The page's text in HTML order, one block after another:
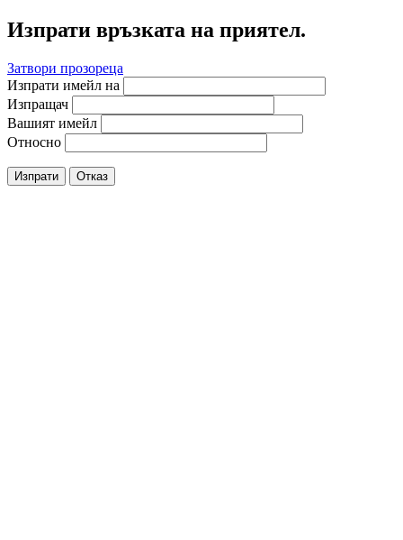
Изпрати връзката на приятел.
Затвори прозореца
Изпрати имейл на
Изпращач
Вашият имейл
Относно
Изпрати Отказ